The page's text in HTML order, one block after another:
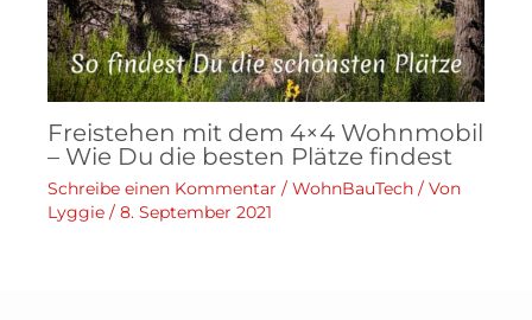
Freistehen mit dem 4×4 Wohnmobil
– Wie Du die besten Plätze findest
Schreibe einen Kommentar / WohnBauTech / Von
Lyggie / 8. September 2021